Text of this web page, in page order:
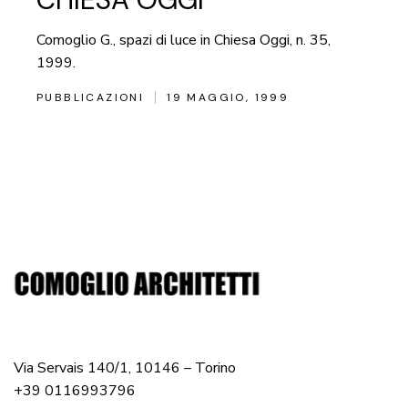
Comoglio G., spazi di luce in Chiesa Oggi, n. 35,
1999.
PUBBLICAZIONI 19 MAGGIO, 1999
Via Servais 140/1, 10146 – Torino
+39 0116993796